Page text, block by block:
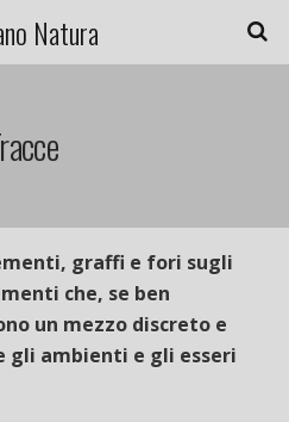
Natura
graffi e fori sugli
che, se ben
un mezzo discreto e
gli ambienti e gli esseri